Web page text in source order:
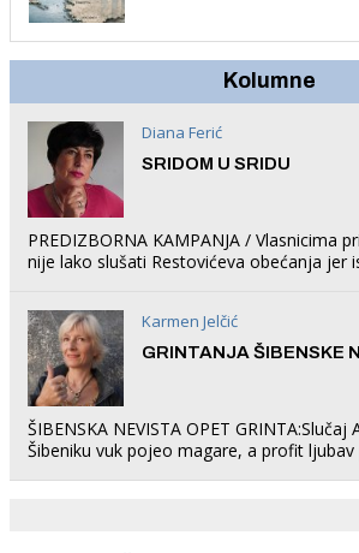
Kolumne
Diana Ferić
SRIDOM U SRIDU
PREDIZBORNA KAMPANJA / Vlasnicima
nije lako slušati Restovićeva obećanja jer
Karmen Jelčić
GRINTANJA ŠIBENSKE
ŠIBENSKA NEVISTA OPET GRINTA:Slučaj
Šibeniku vuk pojeo magare, a profit